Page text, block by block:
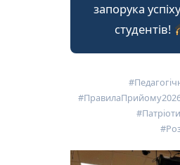
запорука
студентів!